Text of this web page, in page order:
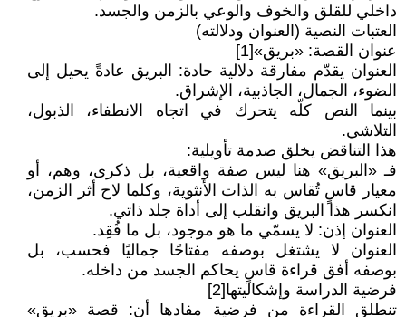
داخلي للقلق والخوف والوعي بالزمن والجسد.
العتبات النصية (العنوان ودلالته)
عنوان القصة: «بريق»[1]
العنوان يقدّم مفارقة دلالية حادة: البريق عادةً يحيل إلى
الضوء، الجمال، الجاذبية، الإشراق.
بينما النص كلّه يتحرك في اتجاه الانطفاء، الذبول،
التلاشي.
هذا التناقض يخلق صدمة تأويلية:
فـ «البريق» هنا ليس صفة واقعية، بل ذكرى، وهم، أو
معيار قاسٍ تُقاس به الذات الأنثوية، وكلما لاح أثر الزمن،
انكسر هذا البريق وانقلب إلى أداة جلد ذاتي.
العنوان إذن: لا يسمّي ما هو موجود، بل ما فُقِد.
العنوان لا يشتغل بوصفه مفتاحًا جماليًا فحسب، بل
بوصفه أفق قراءة قاسٍ يحاكم الجسد من داخله.
فرضية الدراسة وإشكاليتها[2]
تنطلق القراءة من فرضية مفادها أن: قصة «بريق»